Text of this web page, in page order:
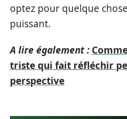
optez pour quelque
puissant.
A lire également :
triste qui fait réfléchir
perspective